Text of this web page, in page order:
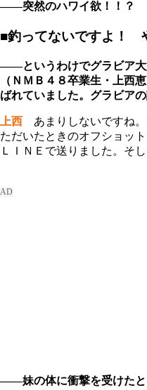
――突然のハワイ欲！！？
■釣ってないですよ！
――というわけでグラビア大
（ＮＭＢ４８卒業生・上西
ばれていました。グラビア
上西 あまりしないですね
ただいたときのオフショッ
ＬＩＮＥで送りました。そ
――妹の体に衝撃を受けたと